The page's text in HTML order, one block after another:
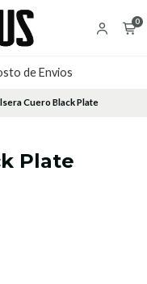
0
de Envios
Cuero Black Plate
Plate